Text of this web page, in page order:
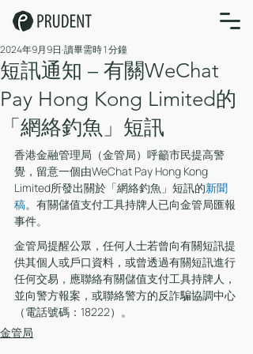
短訊通知 – 有關WeChat
Pay Hong Kong Limited的
「網絡釣魚」短訊
2024年9月9日 讀畢需時 1 分鐘
香港金融管理局（金管局）呼籲市民提高警
覺，留意一個由WeChat Pay Hong Kong
Limited所發出關於「網絡釣魚」短訊的新聞
稿。有關儲值支付工具持牌人已向金管局匯報
事件。
金管局提醒公眾，任何人士若曾向有關短訊提
供其個人或戶口資料，或曾透過有關短訊進行
任何交易，應聯絡有關儲值支付工具持牌人，
並向警方報案，或聯絡警方的反詐騙協調中心
（電話號碼：18222）。
金管局